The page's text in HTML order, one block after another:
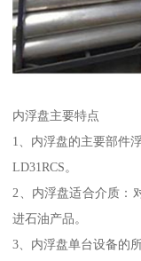
内浮盘主要特点
1、内浮盘的主要部件
LD31RCS。
2、内浮盘适合介质：
进石油产品。
3、内浮盘单台设备的